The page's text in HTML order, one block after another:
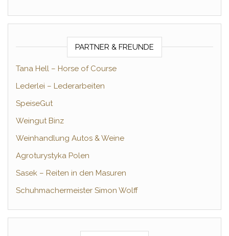
PARTNER & FREUNDE
Tana Hell – Horse of Course
Lederlei – Lederarbeiten
SpeiseGut
Weingut Binz
Weinhandlung Autos & Weine
Agroturystyka Polen
Sasek – Reiten in den Masuren
Schuhmachermeister Simon Wolff